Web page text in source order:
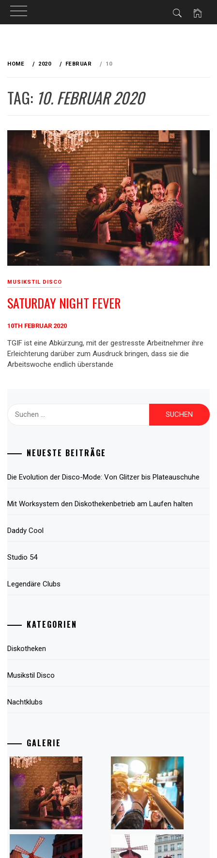
HOME 2020 FEBRUAR 10
TAG: 10. FEBRUAR 2020
MUSIKSTIL DISCO
SATURDAY NIGHT FEVER
10TH FEBRUAR 2020
TGIF ist eine Abkürzung, mit der gestresste Arbeitnehmer ihre
Erleichterung darüber zum Ausdruck bringen, dass sie die
Arbeitswoche endlich überstande
NEUESTE BEITRÄGE
Die Evolution der Disco-Mode: Von Glitzer bis Plateauschuhe
Mit Worksystem den Diskothekenbetrieb am Laufen halten
Daddy Cool
Studio 54
Legendäre Clubs
KATEGORIEN
Diskotheken
Musikstil Disco
Nachtklubs
GALERIE